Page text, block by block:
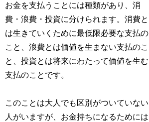
お金を支払うことには種類があり、消
費・浪費・投資に分けられます。消費と
は生きていくために最低限必要な支払の
こと、浪費とは価値を生まない支払のこ
と、投資とは将来にわたって価値を生む
支払のことです。
このことは大人でも区別がついていない
人がいますが、お金持ちになるためには